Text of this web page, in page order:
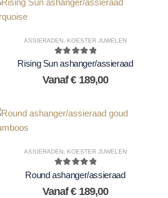
ASSIERADEN, KOESTER JUWELEN
5.00out of 5
Rising Sun ashanger/assieraad
Vanaf€189,00
ASSIERADEN, KOESTER JUWELEN
5.00out of 5
Round ashanger/assieraad
Vanaf€189,00